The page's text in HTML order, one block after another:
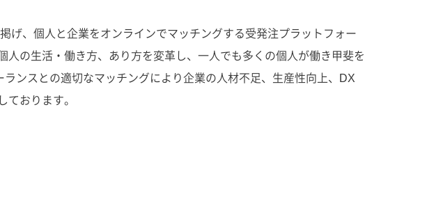
げ、個人と企業をオンラインでマッチングする受発注プラットフォー
の生活・働き方、あり方を変革し、一人でも多くの個人が働き甲斐を
ンスとの適切なマッチングにより企業の人材不足、生産性向上、DX
おります。